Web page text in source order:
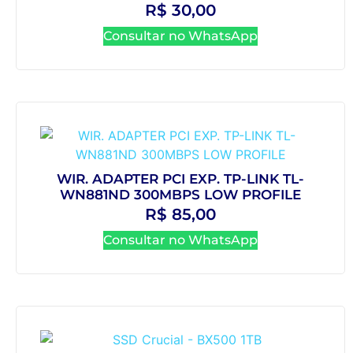
R$ 30,00
Consultar no WhatsApp
WIR. ADAPTER PCI EXP. TP-LINK TL-
WN881ND 300MBPS LOW PROFILE
R$ 85,00
Consultar no WhatsApp